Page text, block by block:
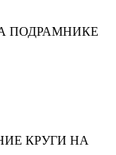
ПОДРАМНИКЕ
КРУГИ НА